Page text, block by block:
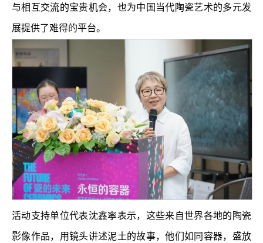
与相互交流的宝贵机会，也为中国当代陶瓷艺术的多元发
展提供了难得的平台。
活动支持单位代表沈鑫寜表示，这些来自世界各地的陶瓷
影像作品，用镜头讲述泥土的故事，他们如同容器，盛放